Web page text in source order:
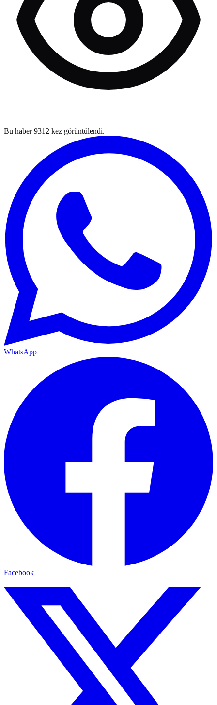
Bu haber9312 kez görüntülendi.
WhatsApp
Facebook